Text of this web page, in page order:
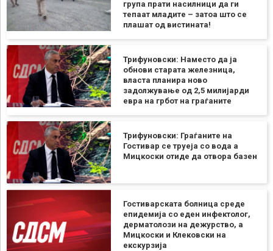
група прати насилници да ги
тепаат младите – затоа што се
плашат од вистината!
Трифуновски: Наместо да ја
обнови старата железница,
власта планира ново
задолжување од 2,5 милијарди
евра на грбот на граѓаните
Трифуновски: Граѓаните на
Гостивар се труеја со вода а
Мицкоски отиде да отвора базен
Гостиварската болница среде
епидемија со еден инфектолог,
дерматолози на дежурство, а
Мицкоски и Клековски на
екскурзија